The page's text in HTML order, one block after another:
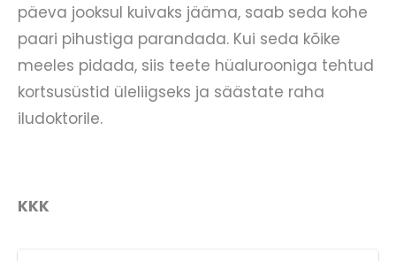
päeva jooksul kuivaks jääma, saab seda kohe
paari pihustiga parandada. Kui seda kõike
meeles pidada, siis teete hüalurooniga tehtud
kortsusüstid üleliigseks ja säästate raha
iludoktorile.
KKK